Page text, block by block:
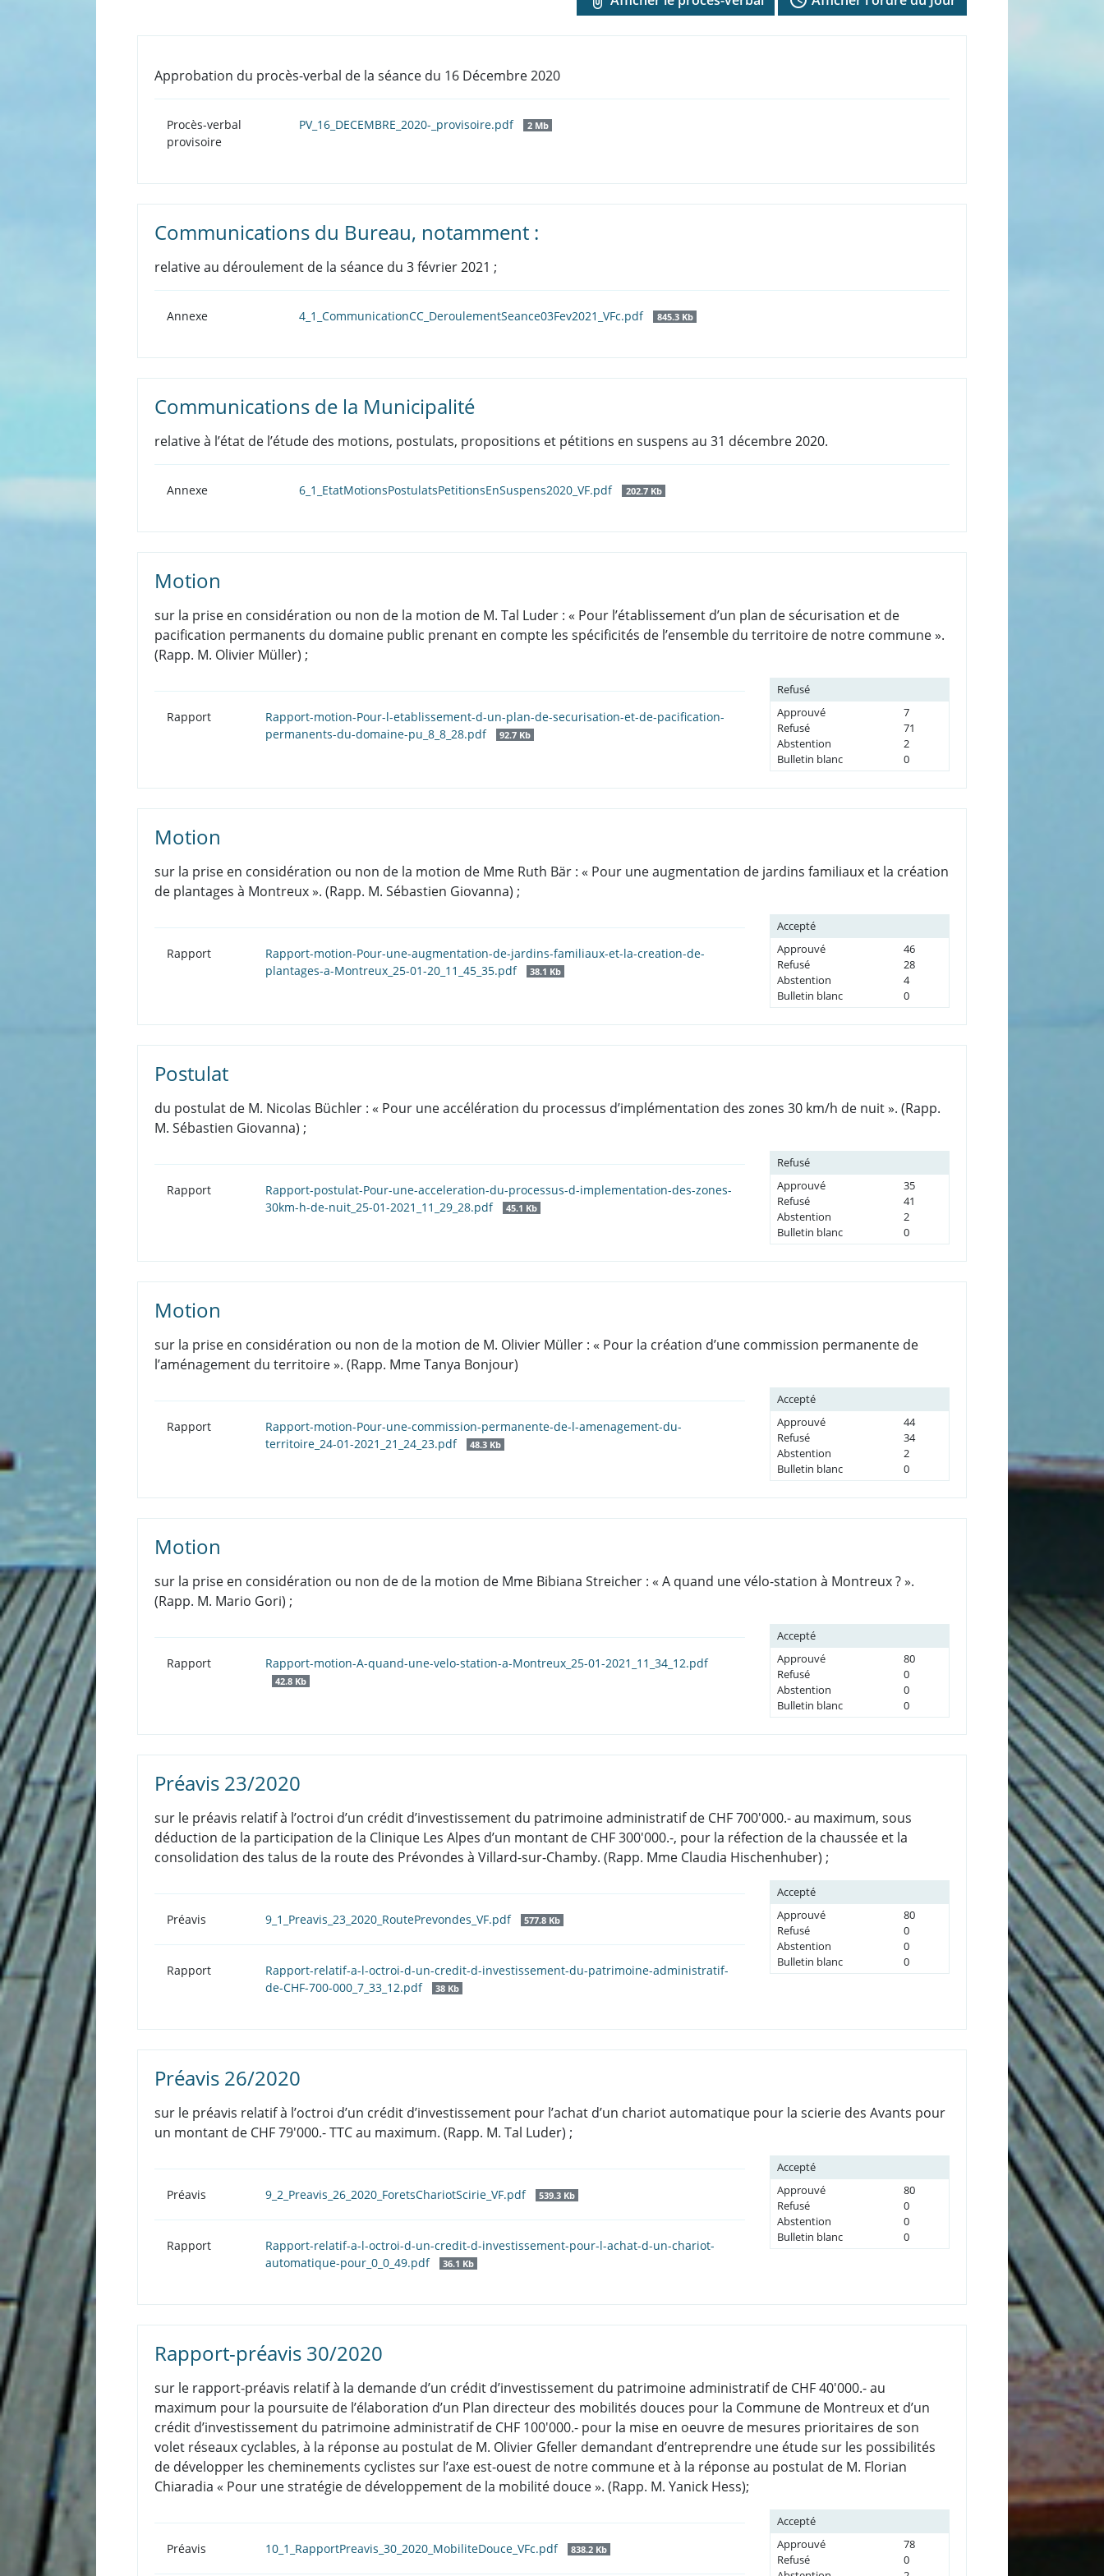
Approbation du procès-verbal de la séance du 16 Décembre 2020
Procès-verbal
provisoire
PV_16_DECEMBRE_2020-_provisoire.pdf 2 Mb
Communications du Bureau, notamment :
relative au déroulement de la séance du 3 février 2021 ;
Annexe 4_1_CommunicationCC_DeroulementSeance03Fev2021_VFc.pdf 845.3 Kb
Communications de la Municipalité
relative à l’état de l’étude des motions, postulats, propositions et pétitions en suspens au 31 décembre 2020.
Annexe 6_1_EtatMotionsPostulatsPetitionsEnSuspens2020_VF.pdf 202.7 Kb
Motion
sur la prise en considération ou non de la motion de M. Tal Luder : « Pour l’établissement d’un plan de sécurisation et de
pacification permanents du domaine public prenant en compte les spécificités de l’ensemble du territoire de notre commune ».
(Rapp. M. Olivier Müller) ;
Rapport
Rapport-motion-Pour-l-etablissement-d-un-plan-de-securisation-et-de-pacification-
permanents-du-domaine-pu_8_8_28.pdf
92.7 Kb
Refusé
Approuvé
7
Refusé
71
Abstention
2
Bulletin blanc
0
Motion
sur la prise en considération ou non de la motion de Mme Ruth Bär : « Pour une augmentation de jardins familiaux et la création
de plantages à Montreux ». (Rapp. M. Sébastien Giovanna) ;
Rapport
Rapport-motion-Pour-une-augmentation-de-jardins-familiaux-et-la-creation-de-
plantages-a-Montreux_25-01-20_11_45_35.pdf
38.1 Kb
Accepté
Approuvé
46
Refusé
28
Abstention
4
Bulletin blanc
0
Postulat
du postulat de M. Nicolas Büchler : « Pour une accélération du processus d’implémentation des zones 30 km/h de nuit ». (Rapp.
M. Sébastien Giovanna) ;
Rapport
Rapport-postulat-Pour-une-acceleration-du-processus-d-implementation-des-zones-
30km-h-de-nuit_25-01-2021_11_29_28.pdf
45.1 Kb
Refusé
Approuvé
35
Refusé
41
Abstention
2
Bulletin blanc
0
Motion
sur la prise en considération ou non de la motion de M. Olivier Müller : « Pour la création d’une commission permanente de
l’aménagement du territoire ». (Rapp. Mme Tanya Bonjour)
Rapport
Rapport-motion-Pour-une-commission-permanente-de-l-amenagement-du-
territoire_24-01-2021_21_24_23.pdf
48.3 Kb
Accepté
Approuvé
44
Refusé
34
Abstention
2
Bulletin blanc
0
Motion
sur la prise en considération ou non de de la motion de Mme Bibiana Streicher : « A quand une vélo-station à Montreux ? ».
(Rapp. M. Mario Gori) ;
Rapport Rapport-motion-A-quand-une-velo-station-a-Montreux_25-01-2021_11_34_12.pdf
42.8 Kb
Accepté
Approuvé
80
Refusé
0
Abstention
0
Bulletin blanc
0
Préavis 23/2020
sur le préavis relatif à l’octroi d’un crédit d’investissement du patrimoine administratif de CHF 700'000.- au maximum, sous
déduction de la participation de la Clinique Les Alpes d’un montant de CHF 300'000.-, pour la réfection de la chaussée et la
consolidation des talus de la route des Prévondes à Villard-sur-Chamby. (Rapp. Mme Claudia Hischenhuber) ;
Préavis 9_1_Preavis_23_2020_RoutePrevondes_VF.pdf 577.8 Kb
Rapport
Rapport-relatif-a-l-octroi-d-un-credit-d-investissement-du-patrimoine-administratif-
de-CHF-700-000_7_33_12.pdf
38 Kb
Accepté
Approuvé
80
Refusé
0
Abstention
0
Bulletin blanc
0
Préavis 26/2020
sur le préavis relatif à l’octroi d’un crédit d’investissement pour l’achat d’un chariot automatique pour la scierie des Avants pour
un montant de CHF 79'000.- TTC au maximum. (Rapp. M. Tal Luder) ;
Préavis 9_2_Preavis_26_2020_ForetsChariotScirie_VF.pdf 539.3 Kb
Rapport
Rapport-relatif-a-l-octroi-d-un-credit-d-investissement-pour-l-achat-d-un-chariot-
automatique-pour_0_0_49.pdf
36.1 Kb
Accepté
Approuvé
80
Refusé
0
Abstention
0
Bulletin blanc
0
Rapport-préavis 30/2020
sur le rapport-préavis relatif à la demande d’un crédit d’investissement du patrimoine administratif de CHF 40'000.- au
maximum pour la poursuite de l’élaboration d’un Plan directeur des mobilités douces pour la Commune de Montreux et d’un
crédit d’investissement du patrimoine administratif de CHF 100'000.- pour la mise en oeuvre de mesures prioritaires de son
volet réseaux cyclables, à la réponse au postulat de M. Olivier Gfeller demandant d’entreprendre une étude sur les possibilités
de développer les cheminements cyclistes sur l’axe est-ouest de notre commune et à la réponse au postulat de M. Florian
Chiaradia « Pour une stratégie de développement de la mobilité douce ». (Rapp. M. Yanick Hess);
Préavis 10_1_RapportPreavis_30_2020_MobiliteDouce_VFc.pdf 838.2 Kb
Accepté
Approuvé
78
Refusé
0